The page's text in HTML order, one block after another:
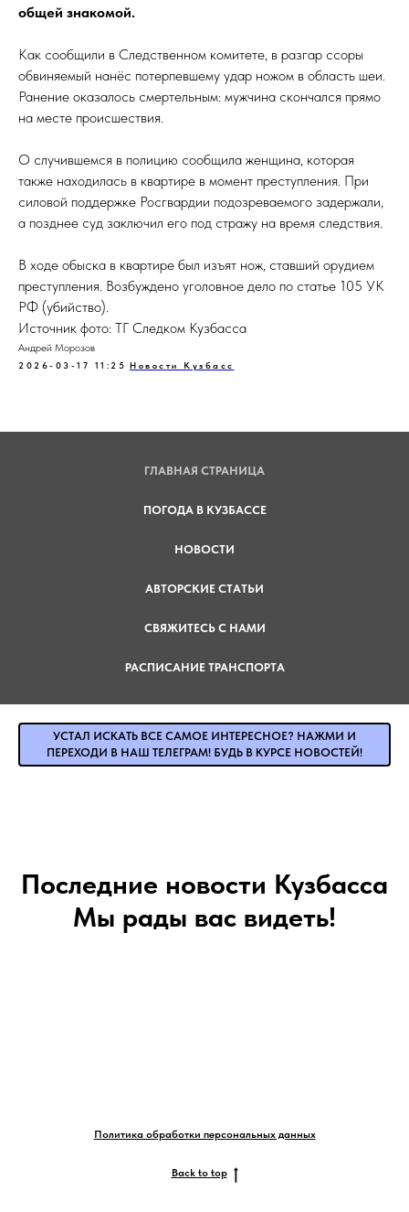
общей знакомой.
Как сообщили в Следственном комитете, в разгар ссоры
обвиняемый нанёс потерпевшему удар ножом в область шеи.
Ранение оказалось смертельным: мужчина скончался прямо
на месте происшествия.
О случившемся в полицию сообщила женщина, которая
также находилась в квартире в момент преступления. При
силовой поддержке Росгвардии подозреваемого задержали,
а позднее суд заключил его под стражу на время следствия.
В ходе обыска в квартире был изъят нож, ставший орудием
преступления. Возбуждено уголовное дело по статье 105 УК
РФ (убийство).
Источник фото: ТГ Следком Кузбасса
Андрей Морозов
2026-03-17 11:25 Новости Кузбасс
ГЛАВНАЯ СТРАНИЦА
ПОГОДА В КУЗБАССЕ
НОВОСТИ
АВТОРСКИЕ СТАТЬИ
СВЯЖИТЕСЬ С НАМИ
РАСПИСАНИЕ ТРАНСПОРТА
УСТАЛ ИСКАТЬ ВСЕ САМОЕ ИНТЕРЕСНОЕ? НАЖМИ И
ПЕРЕХОДИ В НАШ ТЕЛЕГРАМ! БУДЬ В КУРСЕ НОВОСТЕЙ!
Последние новости Кузбасса
Мы рады вас видеть!
Политика обработки персональных данных
Back to top